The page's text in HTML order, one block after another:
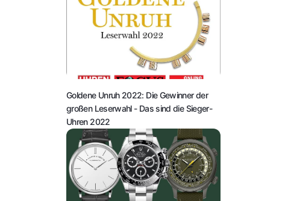
Goldene Unruh 2022: Die Gewinner der
großen Leserwahl - Das sind die Sieger-
Uhren 2022